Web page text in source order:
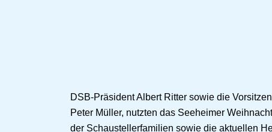
DSB-Präsident Albert Ritter sowie die
Peter Müller, nutzten das Seeheimer
der Schaustellerfamilien sowie die aktuellen